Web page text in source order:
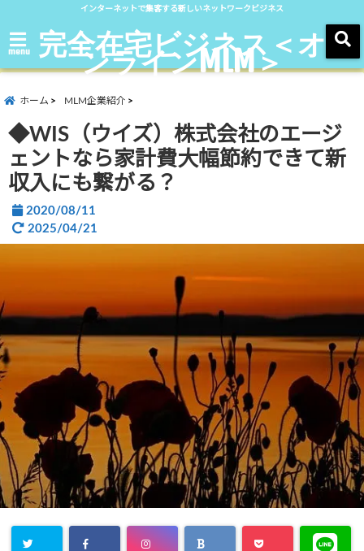
インターネットで集客する新しいネットワークビジネス
menu 完全在宅ビジネス＜オ
ンラインMLM＞
ホーム MLM企業紹介
◆WIS（ウイズ）株式会社のエージ
ェントなら家計費大幅節約できて新
収入にも繋がる？
2020/08/11
2025/04/21